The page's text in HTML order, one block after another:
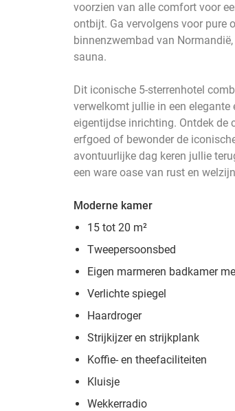
voorzien van alle comfort voor
ontbijt. Ga vervolgens voor pure
binnenzwembad van
sauna.
Dit iconische 5-sterrenhotel
verwelkomt jullie in een
eigentijdse inrichting. Ontdek de
erfgoed of bewonder de
avontuurlijke dag keren jullie
een ware oase van rust en
Moderne kamer
15 tot 20 m²
Tweepersoonsbed
Eigen marmeren badkamer
Verlichte spiegel
Haardroger
Strijkijzer en strijkplank
Koffie- en theefaciliteiten
Kluisje
Wekkerradio